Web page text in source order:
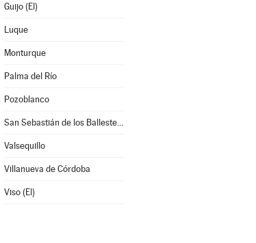
Guijo (El)
Luque
Monturque
Palma del Río
Pozoblanco
San Sebastián de los Ballesteros
Valsequillo
Villanueva de Córdoba
Viso (El)